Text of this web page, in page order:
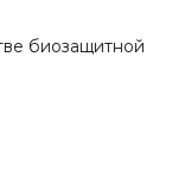
биозащитной